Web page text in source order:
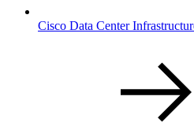
Cisco Data Center